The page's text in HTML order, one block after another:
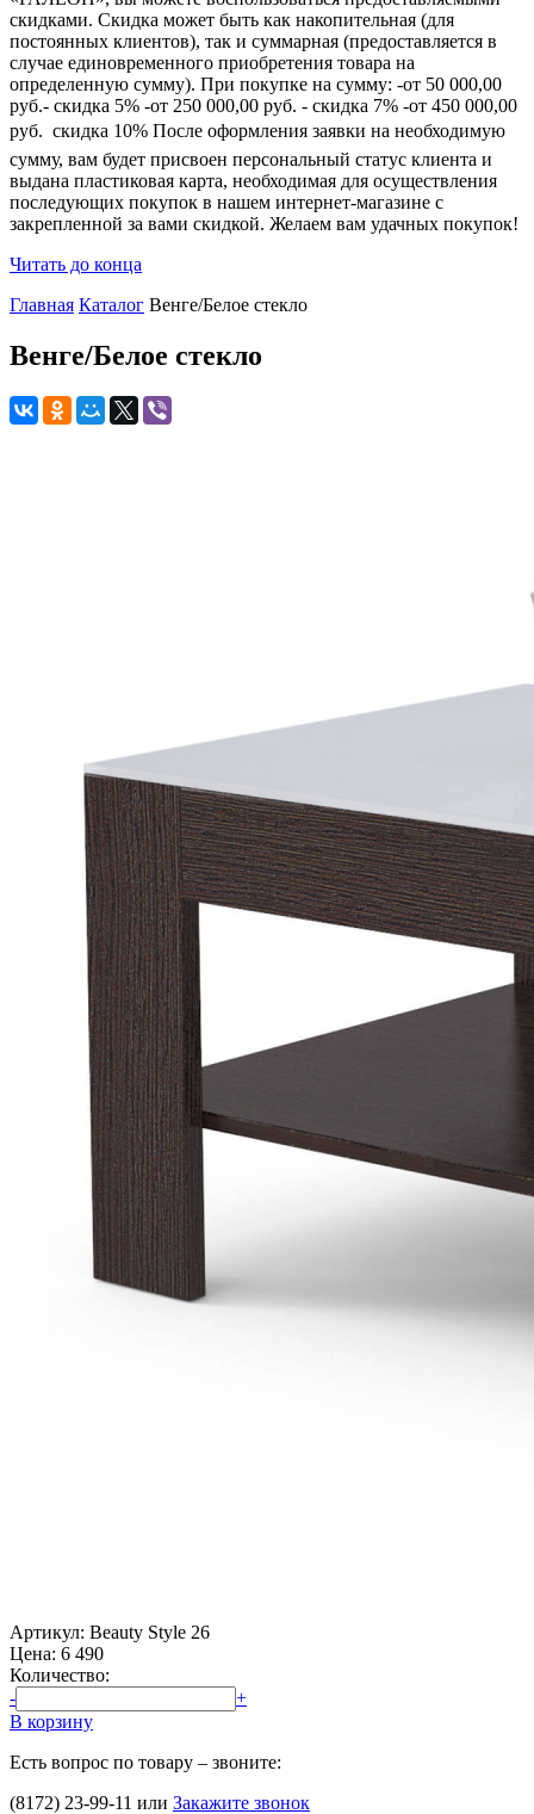
скидками. Скидка может быть как накопительная (для
постоянных клиентов), так и суммарная (предоставляется в
случае единовременного приобретения товара на
определенную сумму). При покупке на сумму: -от 50 000,00
руб.- скидка 5% -от 250 000,00 руб. - скидка 7% -от 450 000,00
руб.  скидка 10% После оформления заявки на необходимую
сумму, вам будет присвоен персональный статус клиента и
выдана пластиковая карта, необходимая для осуществления
последующих покупок в нашем интернет-магазине с
закрепленной за вами скидкой. Желаем вам удачных покупок!
Читать до конца
Главная Каталог Венге/Белое стекло
Венге/Белое стекло
Артикул: Beauty Style 26
Цена: 6 490
Количество:
-
+
В корзину
Есть вопрос по товару – звоните:
(8172) 23-99-11 или Закажите звонок